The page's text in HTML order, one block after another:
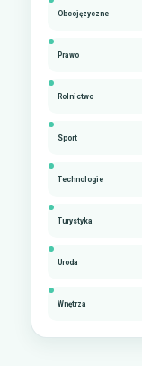
Obcojęzyczne
Prawo
Rolnictwo
Sport
Technologie
Turystyka
Uroda
Wnętrza